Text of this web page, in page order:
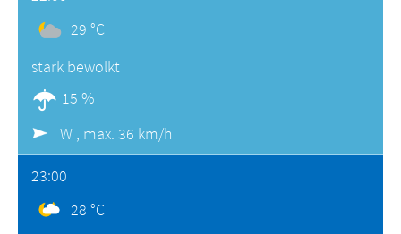
29 °C
stark bewölkt
15 %
W , max. 36 km/h
23:00
28 °C